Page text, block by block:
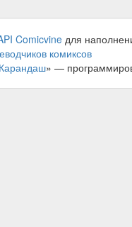
Comicvine для
комиксов
Карандаш» —